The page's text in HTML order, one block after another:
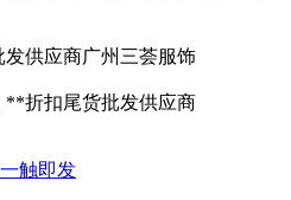
供应商广州三荟服饰
**折扣尾货批发供应商
触即发